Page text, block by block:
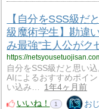
【自分をSSS級だ
級魔術学生】勘違
み最強”主人公がク
https://
自分をSSS級だと思い
AIによるおすすめポイ
い込み…
1年4ヶ月前
いいね！
1 お